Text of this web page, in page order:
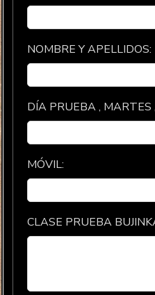
NOMBRE Y APELLIDOS:
DÍA PRUEBA , MARTES
MÓVIL:
CLASE PRUEBA